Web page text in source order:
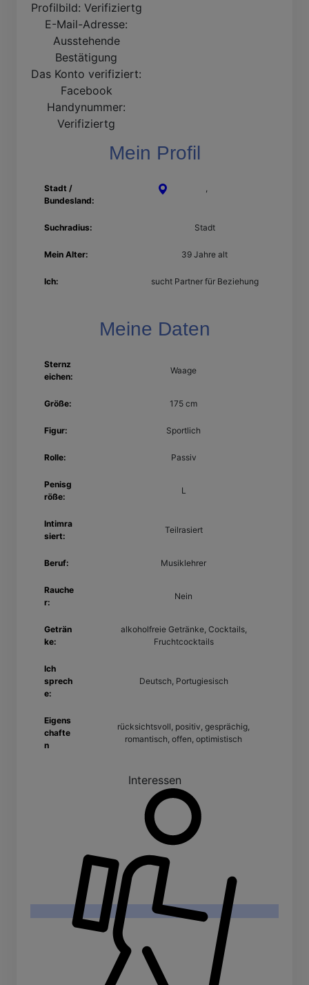
Profilbild: Verifiziertg
E-Mail-Adresse:
Ausstehende
Bestätigung
Das Konto verifiziert:
Facebook
Handynummer:
Verifiziertg
Mein Profil
Stadt /
Bundesland:
,
Suchradius: Stadt
Mein Alter: 39 Jahre alt
Ich: sucht Partner für Beziehung
Meine Daten
Sternz
eichen:
Waage
Größe: 175 cm
Figur: Sportlich
Rolle: Passiv
Penisg
röße:
L
Intimra
siert:
Teilrasiert
Beruf: Musiklehrer
Rauche
r:
Nein
Geträn
ke:
alkoholfreie Getränke, Cocktails,
Fruchtcocktails
Ich
sprech
e:
Deutsch, Portugiesisch
Eigens
chafte
n
rücksichtsvoll, positiv, gesprächig,
romantisch, offen, optimistisch
Interessen